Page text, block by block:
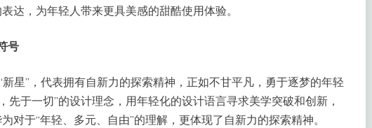
达，为年轻人带来更具美感的甜酷使用体验。
号
星”，代表拥有自新力的探索精神，正如不甘平凡，勇于逐梦的年轻
先于一切”的设计理念，用年轻化的设计语言寻求美学突破和创新，
对于“年轻、多元、自由”的理解，更体现了自新力的探索精神。